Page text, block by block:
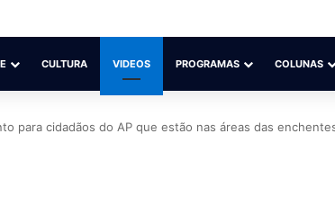
CULTURA VIDEOS PROGRAMAS COLUNAS
para cidadãos do AP que estão nas áreas das